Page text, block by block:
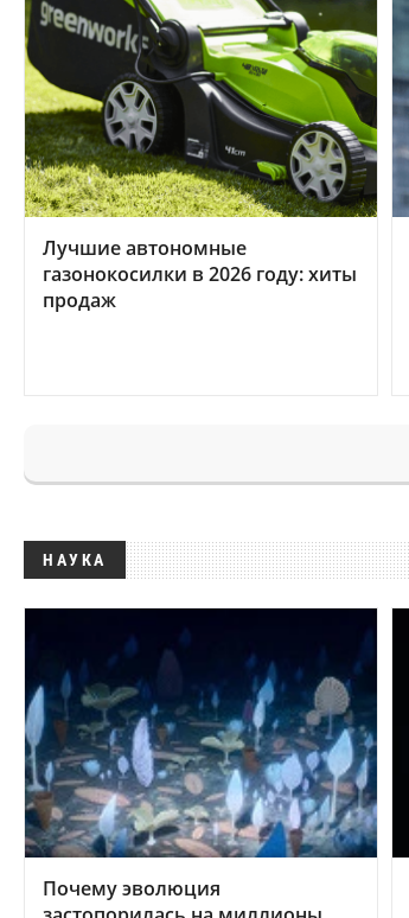
Лучшие автономные
газонокосилки в 2026 году: хиты
продаж
НАУКА
Почему эволюция